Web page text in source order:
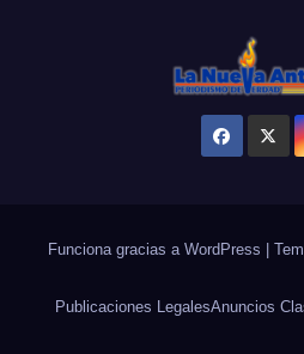
Funciona gracias a WordPress |
Publicaciones LegalesAnuncios